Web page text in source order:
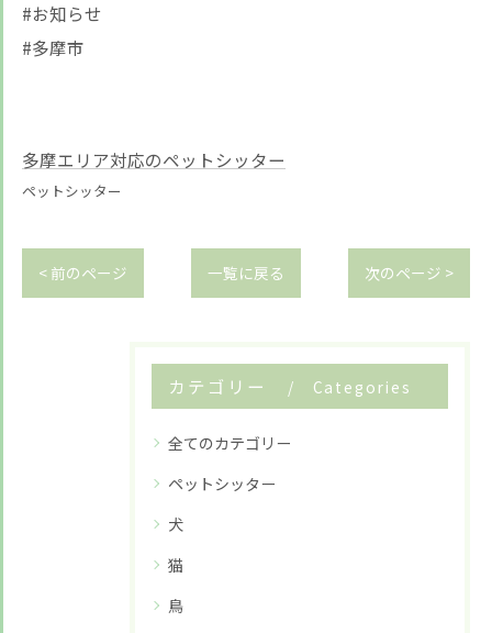
#お知らせ
#多摩市
多摩エリア対応のペットシッター
ペットシッター
< 前のページ 一覧に戻る 次のページ >
カテゴリー Categories
全てのカテゴリー
ペットシッター
犬
猫
鳥